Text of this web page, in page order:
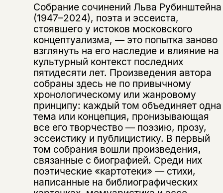
Собрание сочинений Льва Рубинштейна
(1947–2024), поэта и эссеиста,
стоявшего у истоков московского
концептуализма, — это попытка заново
взглянуть на его наследие и влияние на
культурный контекст последних
пятидесяти лет. Произведения автора
собраны здесь не по привычному
хронологическому или жанровому
принципу: каждый том объединяет одна
тема или концепция, пронизывающая
все его творчество — поэзию, прозу,
эссеистику и публицистику. В первый
том собрания вошли произведения,
связанные с биографией. Среди них
поэтические «картотеки» — стихи,
написанные на библиографических